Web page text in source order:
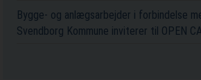
Bygge- og anlægsarbejder i forbindelse
Svendborg Kommune inviterer til OPEN